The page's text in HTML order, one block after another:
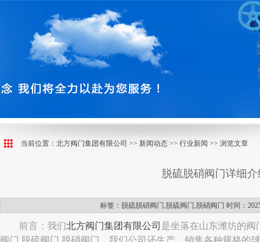
当前位置： 北方阀门集团有限公司 >> 新闻动态 >> 行业新闻 >> 浏览文章
脱硫脱硝阀门详细介
标签：脱硫脱硝阀门,脱硫阀门,脱硝阀门 时间：
前言：我们北方阀门集团有限公司 是坐落在山东潍坊的阀
阀门,脱硫阀门,脱硝阀门，我们公司还生产、销售各种规格的